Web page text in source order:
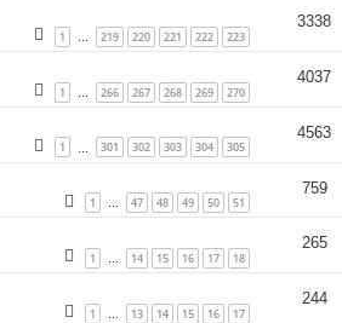
1 219 220 221 222 223
3338
1 266 267 268 269 270
4037
1 301 302 303 304 305
4563
1 … 47 48 49 50 51
759
1 … 14 15 16 17 18
265
1 13 14 15 16 17
244